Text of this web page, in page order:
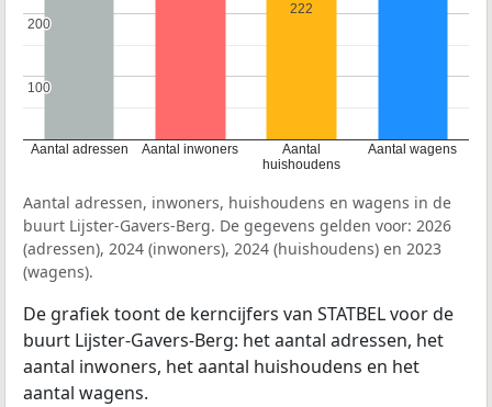
Aantal adressen Aantal inwoners
Aantal
huishoudens
Aantal wagens
100
100
200
200
222
Aantal adressen, inwoners, huishoudens en wagens in de
buurt Lijster-Gavers-Berg. De gegevens gelden voor: 2026
(adressen), 2024 (inwoners), 2024 (huishoudens) en 2023
(wagens).
De grafiek toont de kerncijfers van STATBEL voor de
buurt Lijster-Gavers-Berg: het aantal adressen, het
aantal inwoners, het aantal huishoudens en het
aantal wagens.